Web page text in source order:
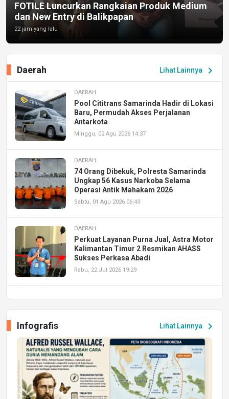
FOTILE Luncurkan Rangkaian Produk Medium
dan New Entry di Balikpapan
22 jam yang lalu
Lihat Lainnya chevron_right
Daerah
DAERAH
Pool Cititrans Samarinda Hadir di Lokasi
Baru, Permudah Akses Perjalanan
Antarkota
Minggu, 02 Agu 2026 14:37
DAERAH
74 Orang Dibekuk, Polresta Samarinda
Ungkap 56 Kasus Narkoba Selama
Operasi Antik Mahakam 2026
Sabtu, 01 Agu 2026 06:43
DAERAH
Perkuat Layanan Purna Jual, Astra Motor
Kalimantan Timur 2 Resmikan AHASS
Sukses Perkasa Abadi
Rabu, 22 Jul 2026 19:29
Peluang Kerja dan Magang
Jumat, 17 Jul 2026 22:30
DAERAH
Astra Motor Kalimantan Timur 2 Dukung
Mahasiswa Samarinda dalam Astra
Honda SDGs Future Leaders 2026
Lihat Lainnya chevron_right
Infografis